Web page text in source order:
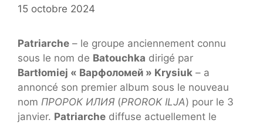
15 octobre 2024
Patriarche – le groupe anciennement connu
sous le nom de Batouchka dirigé par
Bartłomiej « Варфоломей » Krysiuk – a
annoncé son premier album sous le nouveau
nom ПРОРОК ИЛИЯ (PROROK ILJA) pour le 3
janvier. Patriarche diffuse actuellement le